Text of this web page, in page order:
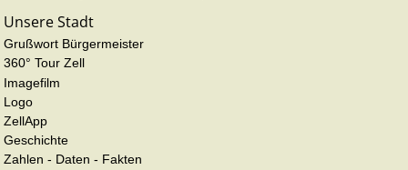
Unsere Stadt
Grußwort Bürgermeister
360° Tour Zell
Imagefilm
Logo
ZellApp
Geschichte
Zahlen - Daten - Fakten